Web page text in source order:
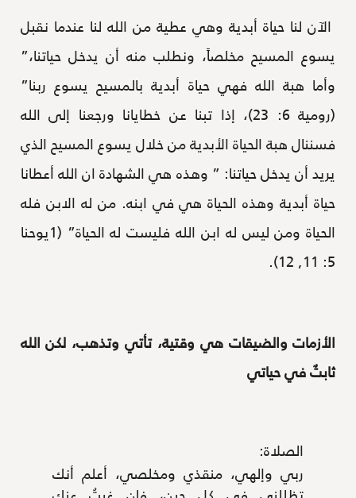
الآن لنا حياة أبدية وهي عطية من الله لنا عندما نقبل
يسوع المسيح مخلصاً، ونطلب منه أن يدخل حياتنا،”
وأما هبة الله فهي حياة أبدية بالمسيح يسوع ربنا”
(رومية 6: 23)، إذا تبنا عن خطايانا ورجعنا إلى الله
فسننال هبة الحياة الأبدية من خلال يسوع المسيح الذي
يريد أن يدخل حياتنا: ” وهذه هي الشهادة ان الله أعطانا
حياة أبدية وهذه الحياة هي في ابنه. من له الابن فله
الحياة ومن ليس له ابن الله فليست له الحياة” (1يوحنا
5: 11, 12).
الأزمات والضيقات هي وقتية، تأتي وتذهب، لكن الله
ثابتٌ في حياتي
الصلاة:
ربي وإلهي، منقذي ومخلصي، أعلم أنك